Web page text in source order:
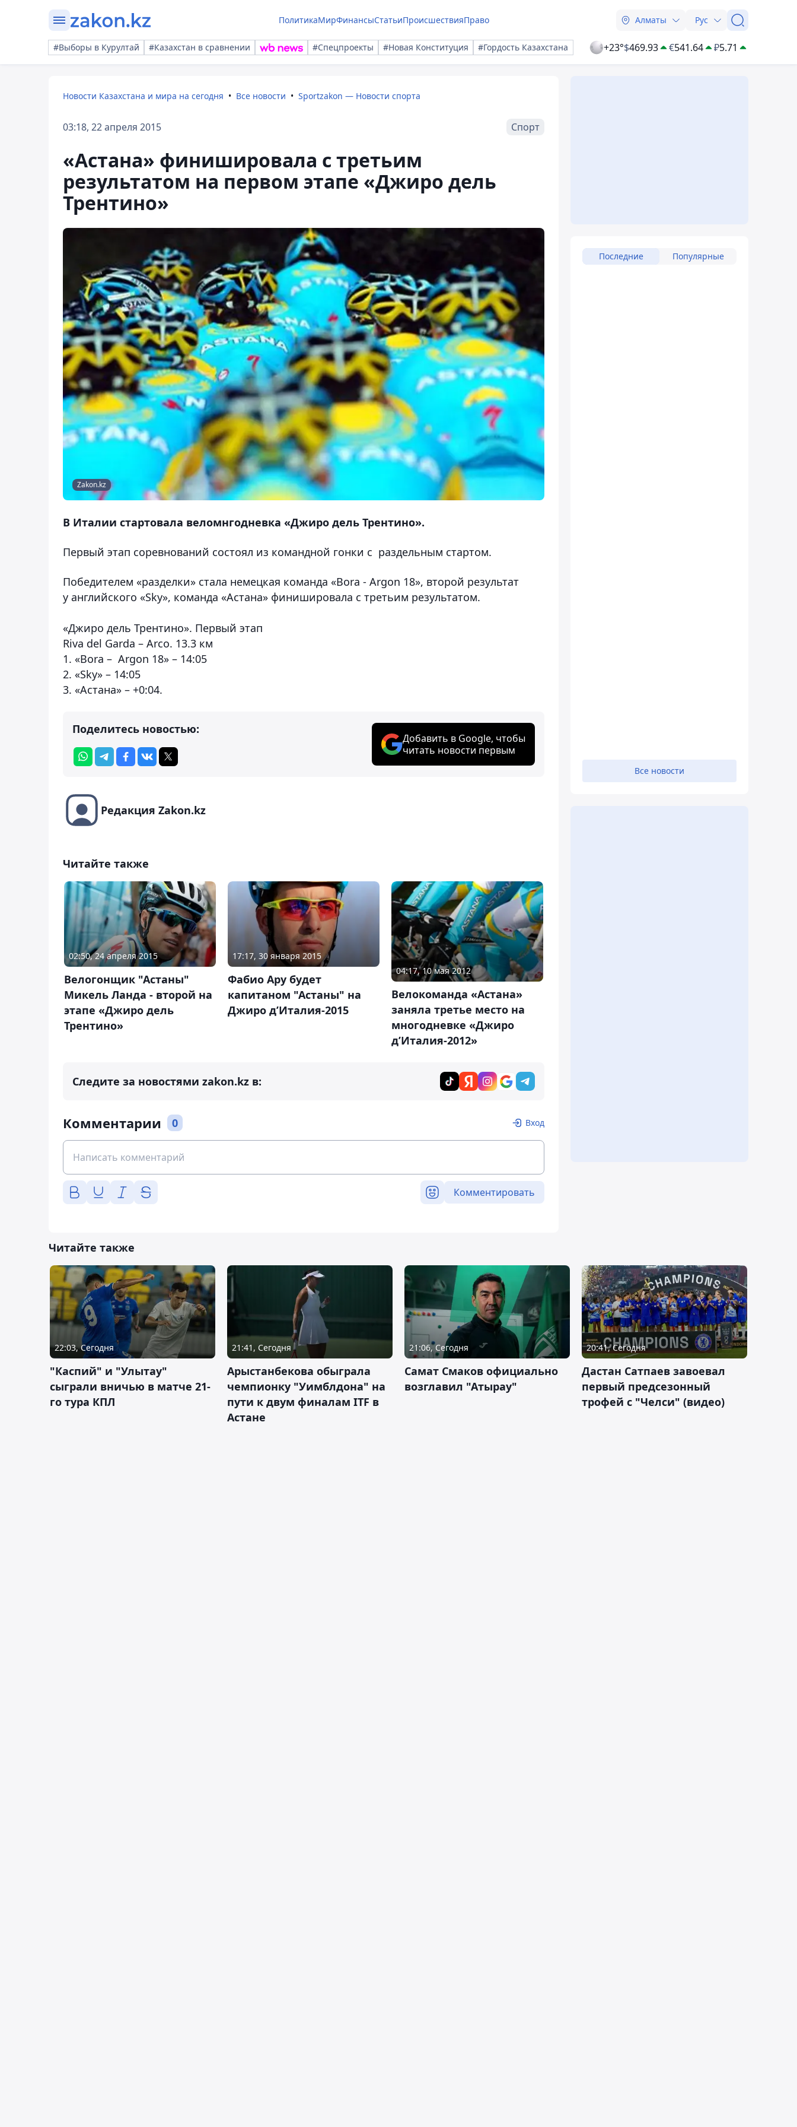
ПолитикаМирФинансыСтатьиПроисшествияПраво Алматы Рус
#Выборы в Курултай #Казахстан в сравнении #Спецпроекты #Новая Конституция #Гордость Казахстана +23°$469.93 €541.64 ₽5.71
Новости Казахстана и мира на сегодня Все новости Sportzakon — Новости спорта
03:18, 22 апреля 2015 Спорт
«Астана» финишировала с третьим
результатом на первом этапе «Джиро дель
Трентино»
Zakon.kz
В Италии стартовала веломнгодневка «Джиро дель Трентино».
Первый этап соревнований состоял из командной гонки с раздельным стартом.
Победителем «разделки» стала немецкая команда «Bora - Argon 18», второй результат
у английского «Sky», команда «Астана» финишировала с третьим результатом.
«Джиро дель Трентино». Первый этап
Riva del Garda – Arco. 13.3 км
1. «Bora – Argon 18» – 14:05
2. «Sky» – 14:05
3. «Астана» – +0:04.
Поделитесь новостью:
Добавить в Google, чтобы
читать новости первым
Редакция Zakon.kz
Читайте также
02:50, 24 апреля 2015
Велогонщик "Астаны"
Микель Ланда - второй на
этапе «Джиро дель
Трентино»
17:17, 30 января 2015
Фабио Ару будет
капитаном "Астаны" на
Джиро д’Италия-2015
04:17, 10 мая 2012
Велокоманда «Астана»
заняла третье место на
многодневке «Джиро
д’Италия-2012»
Следите за новостями zakon.kz в:
Комментарии 0 Вход
Комментировать
Последние Популярные
Все новости
Читайте также
22:03, Сегодня
"Каспий" и "Улытау"
сыграли вничью в матче 21-
го тура КПЛ
21:41, Сегодня
Арыстанбекова обыграла
чемпионку "Уимблдона" на
пути к двум финалам ITF в
Астане
21:06, Сегодня
Самат Смаков официально
возглавил "Атырау"
20:41, Сегодня
Дастан Сатпаев завоевал
первый предсезонный
трофей с "Челси" (видео)